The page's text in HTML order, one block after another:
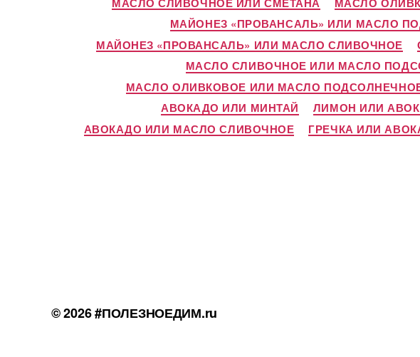
МАЙОНЕЗ «ПРОВАНСАЛЬ» ИЛИ МАСЛО
МАЙОНЕЗ «ПРОВАНСАЛЬ» ИЛИ МАСЛО СЛИВОЧНОЕ
МАСЛО СЛИВОЧНОЕ ИЛИ МАСЛО
МАСЛО ОЛИВКОВОЕ ИЛИ МАСЛО
АВОКАДО ИЛИ МИНТАЙ
ЛИМОН ИЛИ
АВОКАДО ИЛИ МАСЛО СЛИВОЧНОЕ
ГРЕЧКА ИЛИ
© 2026#ПОЛЕЗНОЕДИМ.ru